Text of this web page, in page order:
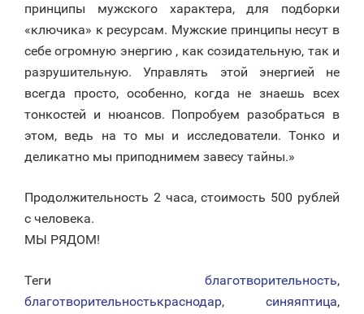
принципы мужского характера, для подборки
«ключика» к ресурсам. Мужские принципы несут в
себе огромную энергию , как созидательную, так и
разрушительную. Управлять этой энергией не
всегда просто, особенно, когда не знаешь всех
тонкостей и нюансов. Попробуем разобраться в
этом, ведь на то мы и исследователи. Тонко и
деликатно мы приподнимем завесу тайны.»
Продолжительность 2 часа, стоимость 500 рублей
с человека.
МЫ РЯДОМ!
Теги благотворительность,
благотворительностькраснодар, синяяптица,